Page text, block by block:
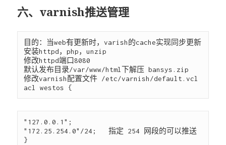
六、varnish推送管理
目的：当web有更新时，varish的cache实现同步更新
安装httpd，php，unzip
修改httpd端口8080
默认发布目录/var/www/html下解压 bansys.zip
修改varnish配置文件 /etc/varnish/default.vcl
"127.0.0.1";
"172.25.254.0"/24;   指定 254 网段的可以推送
}